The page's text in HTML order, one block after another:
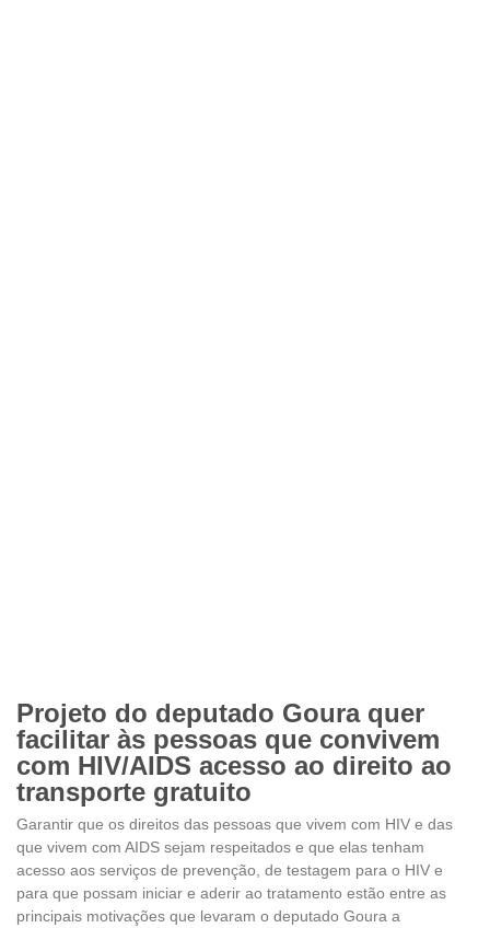
Projeto do deputado Goura quer
facilitar às pessoas que convivem
com HIV/AIDS acesso ao direito ao
transporte gratuito
Garantir que os direitos das pessoas que vivem com HIV e das
que vivem com AIDS sejam respeitados e que elas tenham
acesso aos serviços de prevenção, de testagem para o HIV e
para que possam iniciar e aderir ao tratamento estão entre as
principais motivações que levaram o deputado Goura a